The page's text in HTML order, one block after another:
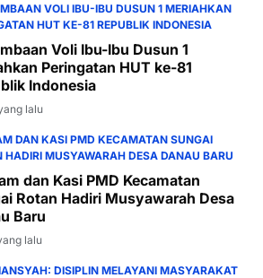
VOLI IBU-IBU DUSUN 1 MERIAHKAN
HUT KE-81 REPUBLIK INDONESIA
Voli Ibu-Ibu Dusun 1
Peringatan HUT ke-81
Indonesia
lalu
DAN KASI PMD KECAMATAN SUNGAI
HADIRI MUSYAWARAH DESA DANAU BARU
dan Kasi PMD Kecamatan
Rotan Hadiri Musyawarah Desa
Baru
lalu
DISIPLIN MELAYANI MASYARAKAT